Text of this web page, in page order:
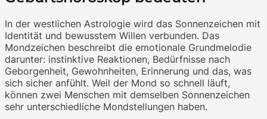
In der westlichen Astrologie wird das Sonnenzeichen mit
Identität und bewusstem Willen verbunden. Das
Mondzeichen beschreibt die emotionale Grundmelodie
darunter: instinktive Reaktionen, Bedürfnisse nach
Geborgenheit, Gewohnheiten, Erinnerung und das, was
sich sicher anfühlt. Weil der Mond so schnell läuft,
können zwei Menschen mit demselben Sonnenzeichen
sehr unterschiedliche Mondstellungen haben.